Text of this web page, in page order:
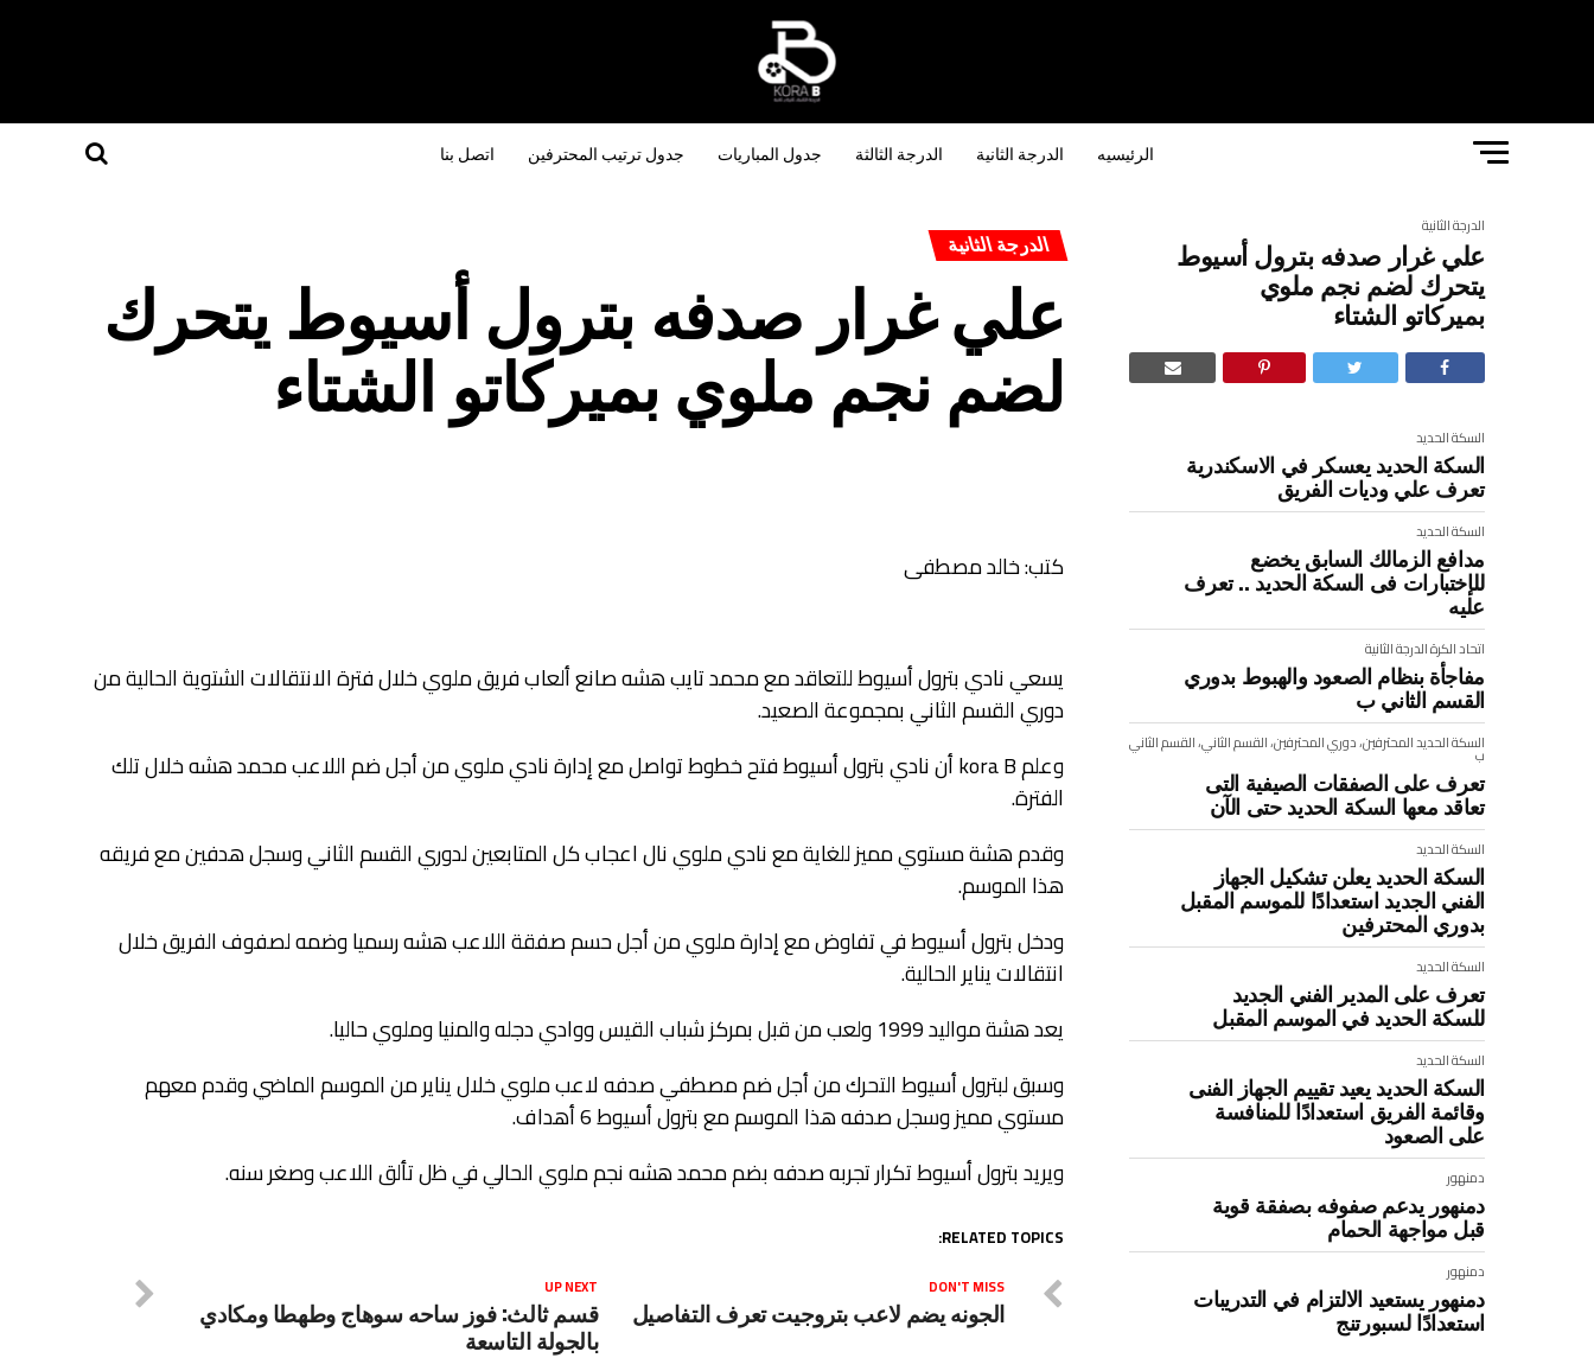
الرئيسيه الدرجة الثانية الدرجة الثالثة جدول المباريات جدول ترتيب المحترفين اتصل بنا
الدرجة الثانية
علي غرار صدفه بترول أسيوط
يتحرك لضم نجم ملوي
بميركاتو الشتاء
السكة الحديد
السكة الحديد يعسكر في الاسكندرية
تعرف علي وديات الفريق
السكة الحديد
مدافع الزمالك السابق يخضع
للإختبارات فى السكة الحديد .. تعرف
عليه
اتحاد الكرةالدرجة الثانية
مفاجأة بنظام الصعود والهبوط بدوري
القسم الثاني ب
السكة الحديدالمحترفين، دوري المحترفين، القسم الثاني، القسم الثاني
ب
تعرف على الصفقات الصيفية التى
تعاقد معها السكة الحديد حتى الآن
السكة الحديد
السكة الحديد يعلن تشكيل الجهاز
الفني الجديد استعدادًا للموسم المقبل
بدوري المحترفين
السكة الحديد
تعرف على المدير الفني الجديد
للسكة الحديد في الموسم المقبل
السكة الحديد
السكة الحديد يعيد تقييم الجهاز الفنى
وقائمة الفريق استعدادًا للمنافسة
على الصعود
دمنهور
دمنهور يدعم صفوفه بصفقة قوية
قبل مواجهة الحمام
دمنهور
دمنهور يستعيد الالتزام في التدريبات
استعدادًا لسبورتنج
الدرجة الثانية
علي غرار صدفه بترول أسيوط يتحرك
لضم نجم ملوي بميركاتو الشتاء
كتب: خالد مصطفى
يسعي نادي بترول أسيوط للتعاقد مع محمد تايب هشه صانع ألعاب فريق ملوي خلال فترة الانتقالات الشتوية الحالية من
دوري القسم الثاني بمجموعة الصعيد.
وعلم kora B أن نادي بترول أسيوط فتح خطوط تواصل مع إدارة نادي ملوي من أجل ضم اللاعب محمد هشه خلال تلك
الفترة.
وقدم هشة مستوي مميز للغاية مع نادي ملوي نال اعجاب كل المتابعين لدوري القسم الثاني وسجل هدفين مع فريقه
هذا الموسم.
ودخل بترول أسيوط في تفاوض مع إدارة ملوي من أجل حسم صفقة اللاعب هشه رسميا وضمه لصفوف الفريق خلال
انتقالات يناير الحالية.
يعد هشة مواليد 1999 ولعب من قبل بمركز شباب القيس ووادي دجله والمنيا وملوي حاليا.
وسبق لبترول أسيوط التحرك من أجل ضم مصطفي صدفه لاعب ملوي خلال يناير من الموسم الماضي وقدم معهم
مستوي مميز وسجل صدفه هذا الموسم مع بترول أسيوط 6 أهداف.
ويريد بترول أسيوط تكرار تجربه صدفه بضم محمد هشه نجم ملوي الحالي في ظل تألق اللاعب وصغر سنه.
RELATED TOPICS:
UP NEXT
قسم ثالث: فوز ساحه سوهاج وطهطا ومكادي
بالجولة التاسعة
DON'T MISS
الجونه يضم لاعب بتروجيت تعرف التفاصيل